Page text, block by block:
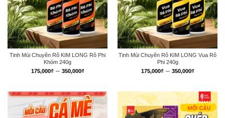
Tinh Mùi Chuyên Rô KIM LONG Rô Phi
Khóm 240g
175,000₫ – 350,000₫Khoảng
175,000₫
đến
350,000₫
Tinh Mùi Chuyên Rô KIM LONG Vua Rô
Phi 240g
175,000₫ – 350,000₫Khoảng
175,000₫
đến
350,000₫